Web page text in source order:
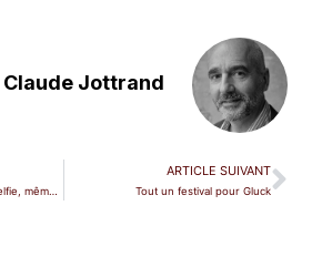
Claude Jottrand
Anna Netrebko adepte du selfie, même sur scène
ARTICLE SUIVANT
Tout un festival pour Gluck